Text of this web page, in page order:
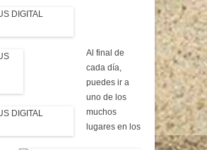
Al final de
cada día,
puedes ir a
uno de los
muchos
lugares en los